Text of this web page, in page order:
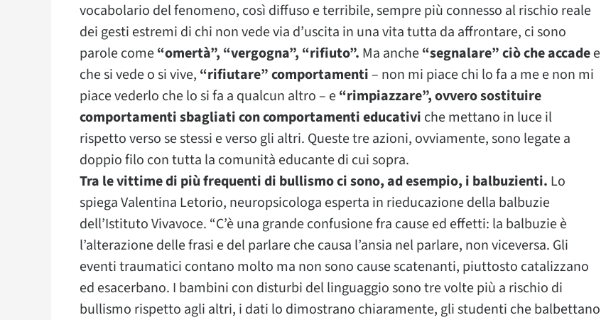
vocabolario del fenomeno, così diffuso e terribile, sempre più connesso al rischio reale
dei gesti estremi di chi non vede via d’uscita in una vita tutta da affrontare, ci sono
parole come“omertà”, “vergogna”, “rifiuto”. Ma anche“segnalare” ciò che accadee
che si vede o si vive, “rifiutare” comportamenti – non mi piace chi lo fa a me e non mi
piace vederlo che lo si fa a qualcun altro – e“rimpiazzare”, ovvero sostituire
comportamenti sbagliati con comportamenti educativi che mettano in luce il
rispetto verso se stessi e verso gli altri. Queste tre azioni, ovviamente, sono legate a
doppio filo con tutta la comunità educante di cui sopra.
Tra le vittime di più frequenti di bullismo ci sono, ad esempio, i balbuzienti. Lo
spiega Valentina Letorio, neuropsicologa esperta in rieducazione della balbuzie
dell’Istituto Vivavoce. “C’è una grande confusione fra cause ed effetti: la balbuzie è
l’alterazione delle frasi e del parlare che causa l’ansia nel parlare, non viceversa. Gli
eventi traumatici contano molto ma non sono cause scatenanti, piuttosto catalizzano
ed esacerbano. I bambini con disturbi del linguaggio sono tre volte più a rischio di
bullismo rispetto agli altri, i dati lo dimostrano chiaramente, gli studenti che balbettano